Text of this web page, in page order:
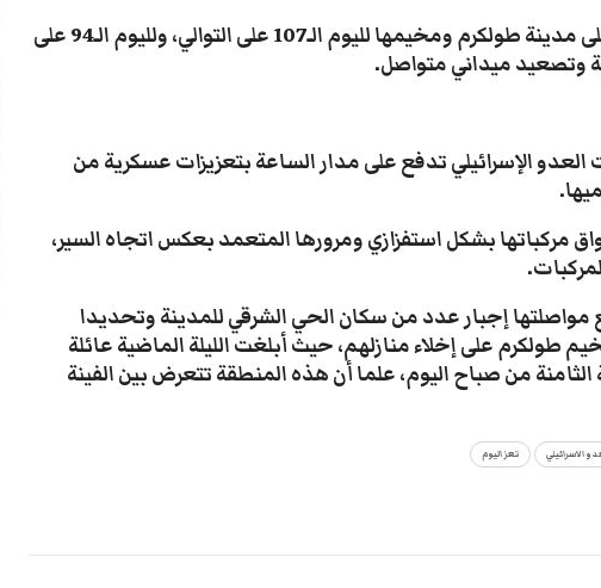
تواصل قوات العدو الإسرائيلي عدوانها على مدينة طولكرم ومخيمها لليوم الـ107 على التوالي، ولليوم الـ94 على
ميداني متواصل.
العدو الإسرائيلي تدفع على مدار الساعة بتعزيزات عسكرية من
مركباتها بشكل استفزازي ومرورها المتعمد بعكس اتجاه السير،
مواصلتها إجبار عدد من سكان الحي الشرقي للمدينة وتحديدا
طولكرم على إخلاء منازلهم، حيث أبلغت الليلة الماضية عائلة
الثامنة من صباح اليوم، علما أن هذه المنطقة تتعرض بين الفينة
الاسرائيلي تعز اليوم
تعز: احتجاج لبائعي الدجاج رفضاً
27-يوليو- 2026